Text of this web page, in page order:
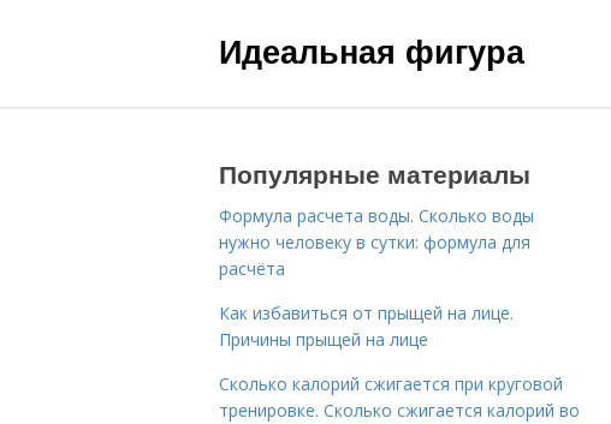
Идеальная фигура
Популярные материалы
Формула расчета воды. Сколько воды
нужно человеку в сутки: формула для
расчёта
Как избавиться от прыщей на лице.
Причины прыщей на лице
Сколько калорий сжигается при круговой
тренировке. Сколько сжигается калорий во